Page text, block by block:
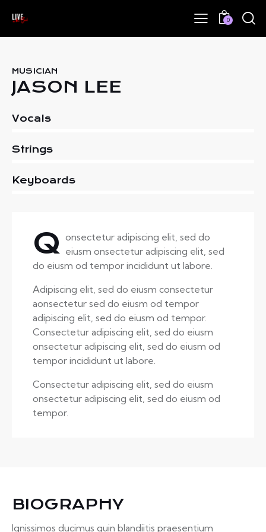
0
MUSICIAN
JASON LEE
Vocals
Strings
Keyboards
Q onsectetur adipiscing elit, sed do
eiusm onsectetur adipiscing elit, sed
do eiusm od tempor incididunt ut labore.
Adipiscing elit, sed do eiusm consectetur
aonsectetur sed do eiusm od tempor
adipiscing elit, sed do eiusm od tempor.
Consectetur adipiscing elit, sed do eiusm
onsectetur adipiscing elit, sed do eiusm od
tempor incididunt ut labore.
Consectetur adipiscing elit, sed do eiusm
onsectetur adipiscing elit, sed do eiusm od
tempor.
BIOGRAPHY
Ignissimos ducimus quin blandiitis praesentium